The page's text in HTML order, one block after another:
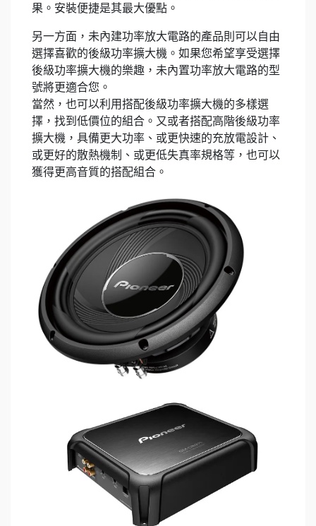
果。安裝便捷是其最大優點。
另一方面，未內建功率放大電路的產品則可以自由
選擇喜歡的後級功率擴大機。如果您希望享受選擇
後級功率擴大機的樂趣，未內置功率放大電路的型
號將更適合您。
當然，也可以利用搭配後級功率擴大機的多樣選
擇，找到低價位的組合。又或者搭配高階後級功率
擴大機，具備更大功率、或更快速的充放電設計、
或更好的散熱機制、或更低失真率規格等，也可以
獲得更高音質的搭配組合。